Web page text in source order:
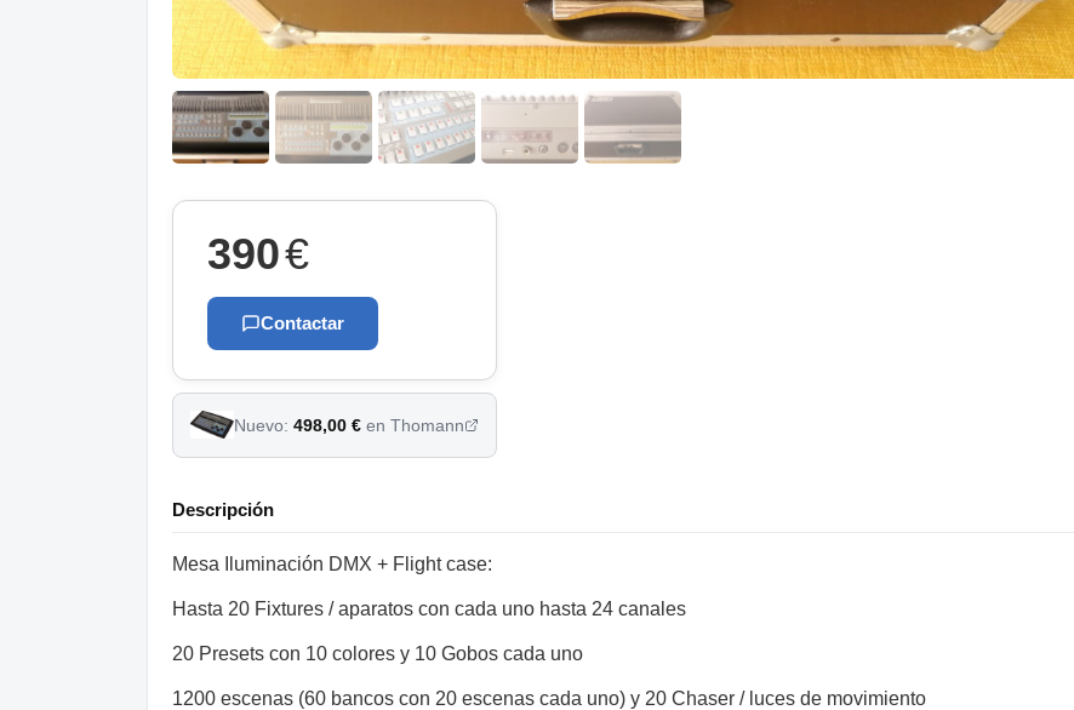
390€
Contactar
Nuevo: 498,00 € en Thomann
Descripción
Mesa Iluminación DMX + Flight case:
Hasta 20 Fixtures / aparatos con cada uno hasta 24 canales
20 Presets con 10 colores y 10 Gobos cada uno
1200 escenas (60 bancos con 20 escenas cada uno) y 20 Chaser / luces de movimiento